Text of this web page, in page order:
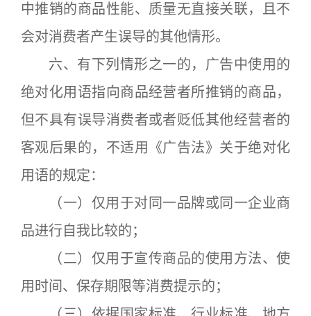
中推销的商品性能、质量无直接关联，且不
会对消费者产生误导的其他情形。
六、有下列情形之一的，广告中使用的
绝对化用语指向商品经营者所推销的商品，
但不具有误导消费者或者贬低其他经营者的
客观后果的，不适用《广告法》关于绝对化
用语的规定：
（一）仅用于对同一品牌或同一企业商
品进行自我比较的；
（二）仅用于宣传商品的使用方法、使
用时间、保存期限等消费提示的；